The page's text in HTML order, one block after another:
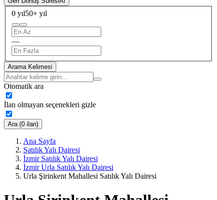
0 yıl50+ yıl
—
Arama Kelimesi
Otomatik ara
İlan olmayan seçenekleri gizle
Ara (0 ilan)
Ana Sayfa
Satılık Yalı Dairesi
İzmir Satılık Yalı Dairesi
İzmir Urla Satılık Yalı Dairesi
Urla Şirinkent Mahallesi Satılık Yalı Dairesi